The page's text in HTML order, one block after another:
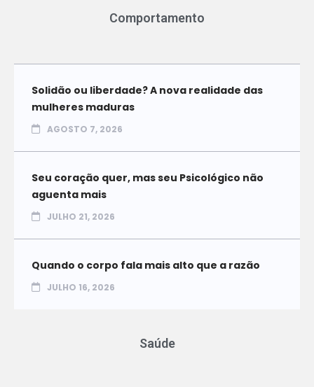
Comportamento
Solidão ou liberdade? A nova realidade das
mulheres maduras
AGOSTO 7, 2026
Seu coração quer, mas seu Psicológico não
aguenta mais
JULHO 21, 2026
Quando o corpo fala mais alto que a razão
JULHO 16, 2026
Saúde